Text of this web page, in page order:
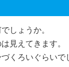
しょうか。
見えてきます。
くろいぐらいで